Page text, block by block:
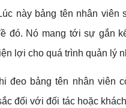
này bảng tên nhân viên
đó. Nó mang tới sự gắn
lợi cho quá trình quản lý
đeo bảng tên nhân viên
đối với đối tác hoặc